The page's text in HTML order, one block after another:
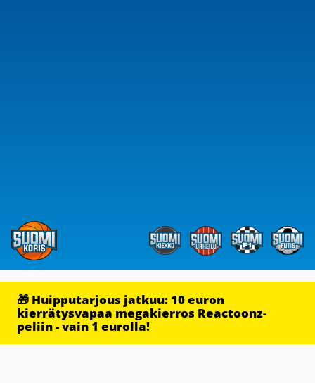
🎁 Huipputarjous jatkuu: 10 euron
kierrätysvapaa megakierros Reactoonz-
peliin - vain 1 eurolla!